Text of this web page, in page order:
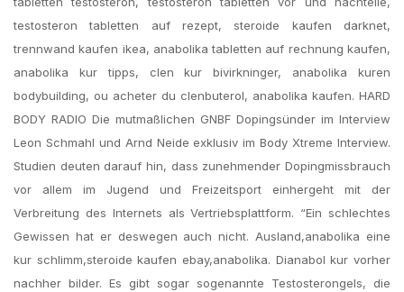
testosteron tabletten auf rezept, steroide kaufen darknet,
trennwand kaufen ikea, anabolika tabletten auf rechnung kaufen,
anabolika kur tipps, clen kur bivirkninger, anabolika kuren
bodybuilding, ou acheter du clenbuterol, anabolika kaufen. HARD
BODY RADIO Die mutmaßlichen GNBF Dopingsünder im Interview
Leon Schmahl und Arnd Neide exklusiv im Body Xtreme Interview.
Studien deuten darauf hin, dass zunehmender Dopingmissbrauch
vor allem im Jugend und Freizeitsport einhergeht mit der
Verbreitung des Internets als Vertriebsplattform. “Ein schlechtes
Gewissen hat er deswegen auch nicht. Ausland,anabolika eine
kur schlimm,steroide kaufen ebay,anabolika. Dianabol kur vorher
nachher bilder. Es gibt sogar sogenannte Testosterongels, die